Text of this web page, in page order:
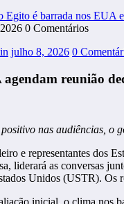
Egito é barrada nos EUA
0 Comentários
julho 8, 2026 0
reunião
nas audiências, o
e representantes dos
liderará as conversas
Unidos (USTR). Os
inicial, o clima nos